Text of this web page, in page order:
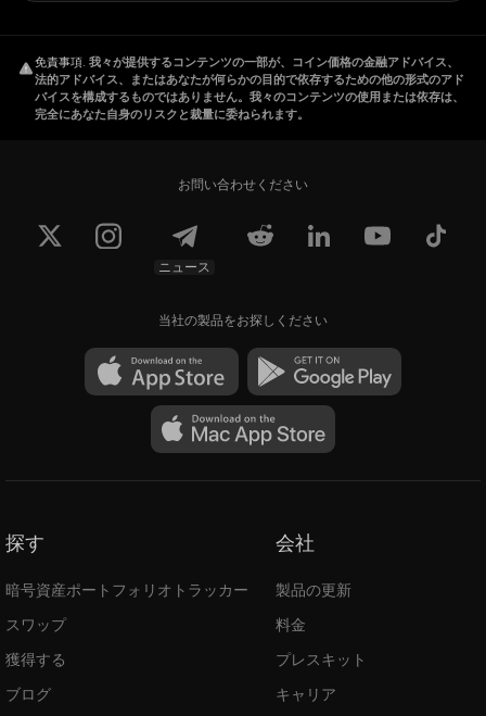
免責事項. 我々が提供するコンテンツの一部が、コイン価格の金融アドバイス、
法的アドバイス、またはあなたが何らかの目的で依存するための他の形式のアド
バイスを構成するものではありません。我々のコンテンツの使用または依存は、
完全にあなた自身のリスクと裁量に委ねられます。
お問い合わせください
ニュース
当社の製品をお探しください
探す
暗号資産ポートフォリオトラッカー
スワップ
獲得する
ブログ
会社
製品の更新
料金
プレスキット
キャリア